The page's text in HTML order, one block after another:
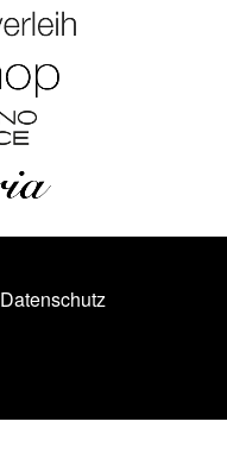
Datenschutz